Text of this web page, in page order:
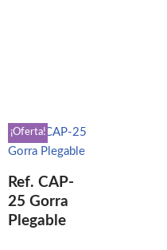
¡Oferta!
Ref. CAP-
25 Gorra
Plegable